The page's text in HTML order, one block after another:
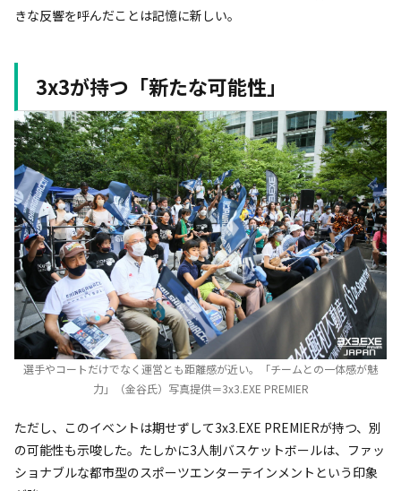
きな反響を呼んだことは記憶に新しい。
3x3が持つ「新たな可能性」
選手やコートだけでなく運営とも距離感が近い。「チームとの一体感が魅
力」（金谷氏）写真提供＝3x3.EXE PREMIER
ただし、このイベントは期せずして3x3.EXE PREMIERが持つ、別
の可能性も示唆した。たしかに3人制バスケットボールは、ファッ
ショナブルな都市型のスポーツエンターテインメントという印象